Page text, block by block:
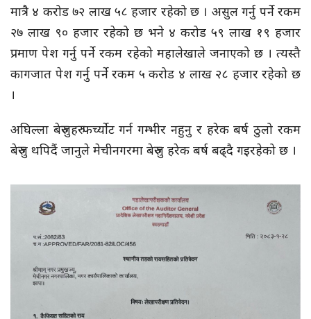
मात्रै ४ करोड ७२ लाख ५८ हजार रहेको छ । असुल गर्नु पर्ने रकम
२७ लाख ९० हजार रहेको छ भने ४ करोड ५९ लाख १९ हजार
प्रमाण पेश गर्नु पर्ने रकम रहेको महालेखाले जनाएको छ । त्यस्तै
कागजात पेश गर्नु पर्ने रकम ५ करोड ४ लाख २८ हजार रहेको छ
।
अघिल्ला बेरुजुहरु फर्च्योट गर्न गम्भीर नहुनु र हरेक बर्ष ठुलो रकम
बेरुजु थपिदैं जानुले मेचीनगरमा बेरुजु हरेक बर्ष बढ्दै गइरहेको छ ।